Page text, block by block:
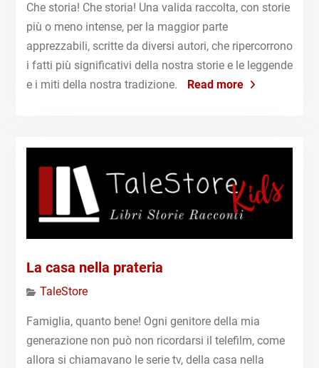
Che storia! Che storia! Una valida raccolta, con storie
più o meno intense, per la maggior parte
apprezzabili, scritte da diversi autori, che ripercorrono
i fatti più significativi della nostra storie e le leggende
e i miti della nostra tradizione.
Read more
La casa nella prateria
TaleStore
Famiglia, quanto bene! Ogni genitore della mia
generazione non può non ricordarsi il telefilm, come
allora si chiamavano le serie tv, della casa nella